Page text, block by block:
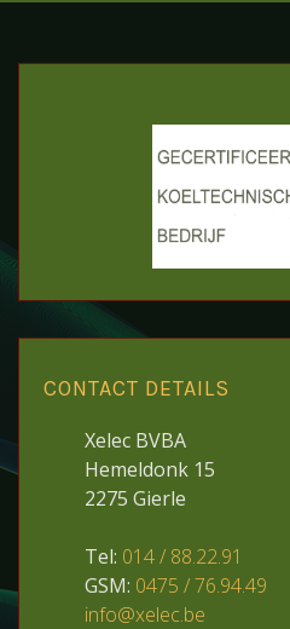
CONTACT DETAILS
Xelec BVBA
Hemeldonk 15
2275 Gierle
Tel: 014 / 88.22.91
GSM: 0475 / 76.94.49
info@xelec.be